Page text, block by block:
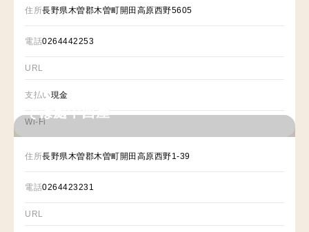
住所長野県木曽郡木曽町開田高原西野5605
電話0264442253
URL
支払い現金
Wi-Fi
そば處中西屋
住所長野県木曽郡木曽町開田高原西野1-39
電話0264423231
URL